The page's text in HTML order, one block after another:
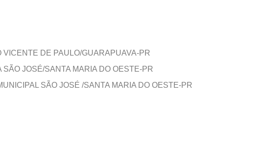
VICENTE DE PAULO/GUARAPUAVA-PR
SÃO JOSÉ/SANTA MARIA DO OESTE-PR
SÃO JOSÉ /SANTA MARIA DO OESTE-PR